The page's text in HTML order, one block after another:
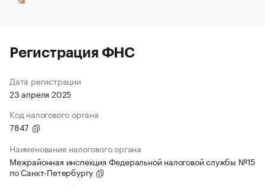
Регистрация ФНС
Дата регистрации
23 апреля 2025
Код налогового органа
7847
Наименование налогового органа
Межрайонная инспекция Федеральной налоговой службы №15
по Санкт-Петербургу